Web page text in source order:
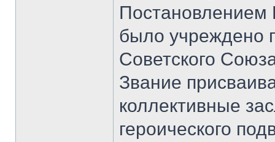
было учреждено
Советского
Звание
коллективные
героического